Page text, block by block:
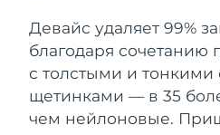
Девайс удаляет 99%
благодаря сочетанию
с толстыми и
щетинками — в 35
чем нейлоновые.
LUNA™ 4
For men, anti-
BEAR™ 2
Microcurrent
UFO™ 3 LED
Near-infrared
device
issa™ 4 plus
Smart hybrid
Омоложение
Бермудские о-ва
Босния и
Герцеговина